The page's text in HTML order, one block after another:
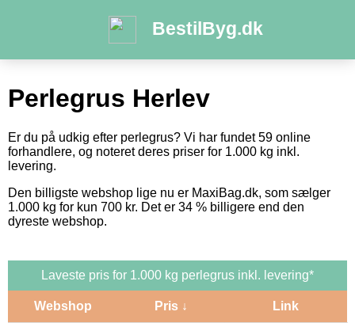
BestilByg.dk
Perlegrus Herlev
Er du på udkig efter perlegrus? Vi har fundet 59 online
forhandlere, og noteret deres priser for 1.000 kg inkl.
levering.
Den billigste webshop lige nu er MaxiBag.dk, som sælger
1.000 kg for kun 700 kr. Det er 34 % billigere end den
dyreste webshop.
Laveste pris for 1.000 kg perlegrus inkl. levering*
Webshop Pris ↓ Link